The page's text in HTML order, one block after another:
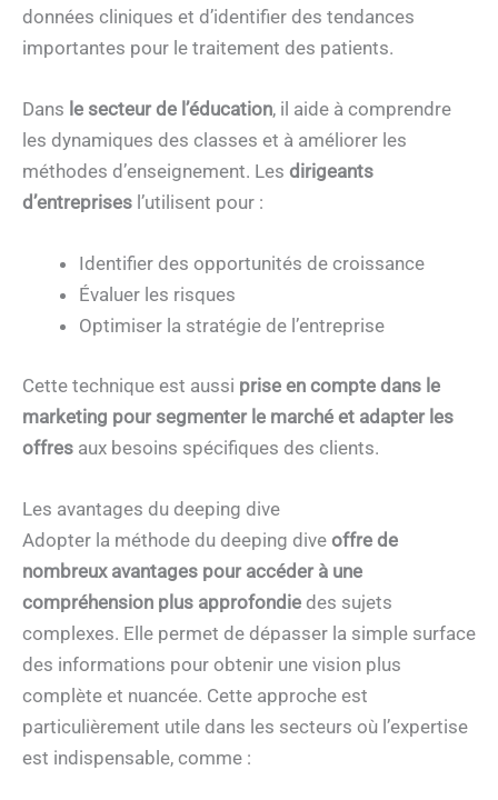
données cliniques et d’identifier des tendances
importantes pour le traitement des patients.
Dans le secteur de l’éducation, il aide à comprendre
les dynamiques des classes et à améliorer les
méthodes d’enseignement. Les dirigeants
d’entreprises l’utilisent pour :
Identifier des opportunités de croissance
Évaluer les risques
Optimiser la stratégie de l’entreprise
Cette technique est aussi prise en compte dans le
marketing pour segmenter le marché et adapter les
offres aux besoins spécifiques des clients.
Les avantages du deeping dive
Adopter la méthode du deeping dive offre de
nombreux avantages pour accéder à une
compréhension plus approfondie des sujets
complexes. Elle permet de dépasser la simple surface
des informations pour obtenir une vision plus
complète et nuancée. Cette approche est
particulièrement utile dans les secteurs où l’expertise
est indispensable, comme :